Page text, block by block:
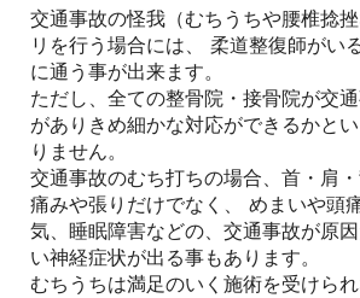
交通事故の怪我（むちうちや腰椎捻
リを行う場合には、 柔道整復師がい
に通う事が出来ます。
ただし、全ての整骨院・接骨院が交
がありきめ細かな対応ができるかと
りません。
交通事故のむち打ちの場合、首・肩
痛みや張りだけでなく、 めまいや頭
気、睡眠障害などの、交通事故が原
い神経症状が出る事もあります。
むちうちは満足のいく施術を受けら